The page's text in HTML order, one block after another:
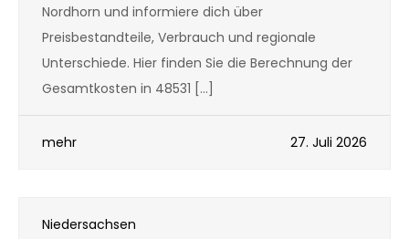
Nordhorn und informiere dich über
Preisbestandteile, Verbrauch und regionale
Unterschiede. Hier finden Sie die Berechnung der
Gesamtkosten in 48531 […]
mehr 27. Juli 2026
Niedersachsen